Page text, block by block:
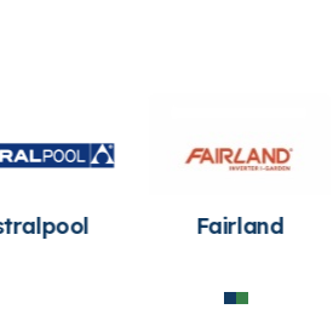
Fairland Leo Group